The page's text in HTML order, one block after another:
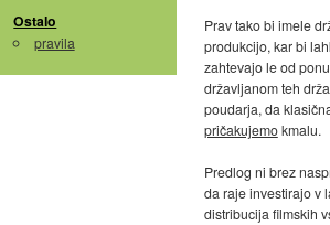
Ostalo
pravila
Prav tako bi imele
produkcijo, kar bi
zahtevajo le od
državljanom teh
poudarja, da
pričakujemokmalu.
Predlog ni brez
da raje investirajo v
distribucija filmskih